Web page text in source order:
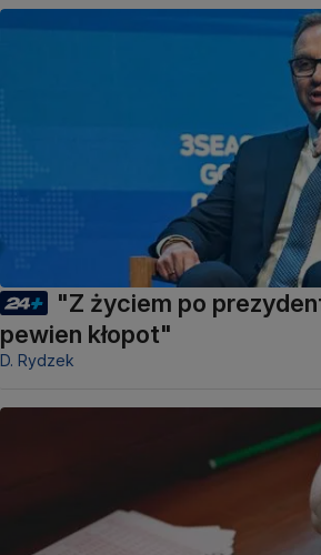
"Z życiem po
pewien kłopot"
D. Rydzek